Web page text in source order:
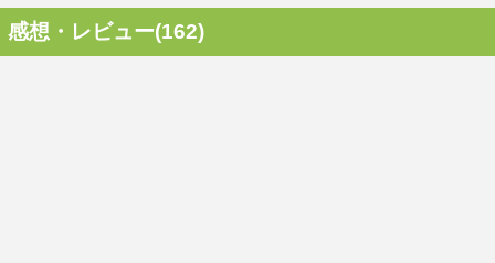
感想・レビュー(162)